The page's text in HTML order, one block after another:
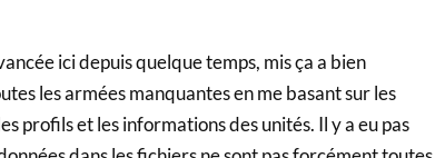
ici depuis quelque temps, mis ça a bien
les armées manquantes en me basant sur les
profils et les informations des unités. Il y a eu pas